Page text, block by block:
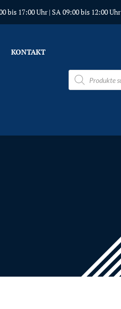
bis 17:00 Uhr | SA 09:00 bis 12:00 Uhr
KONTAKT
Products
search